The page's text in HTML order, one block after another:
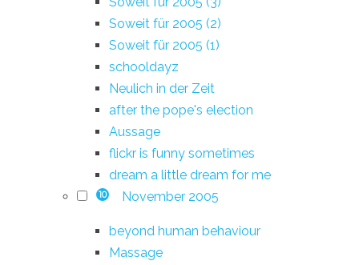
Soweit für 2005 (2)
Soweit für 2005 (1)
schooldayz
Neulich in der Zeit
after the pope's election
Aussage
flickr is funny sometimes
dream a little dream for me
10 November 2005
beyond human behaviour
Massage